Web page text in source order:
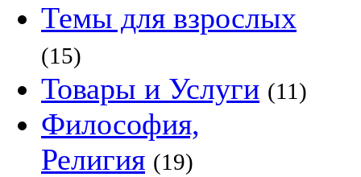
Темы для взрослых
(15)
Товары и Услуги (11)
Философия,
Религия (19)